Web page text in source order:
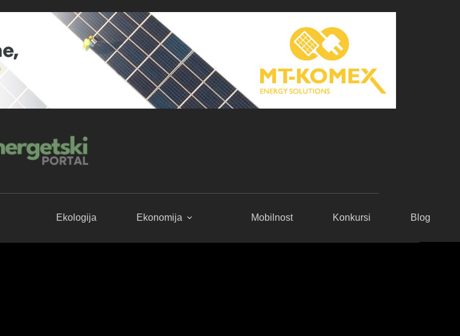
Ekologija Ekonomija Mobilnost Konkursi Blog